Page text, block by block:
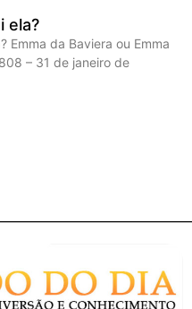
ela?
da Baviera ou Emma
– 31 de janeiro de